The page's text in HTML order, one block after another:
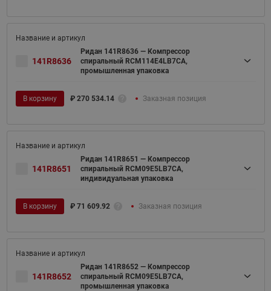
141R8636
Ридан 141R8636 — Компрессор
спиральный RCM114E4LB7CA,
промышленная упаковка
В корзину ₽ 270 534.14 Заказная позиция
141R8651
Ридан 141R8651 — Компрессор
спиральный RCM09E5LB7CA,
индивидуальная упаковка
В корзину ₽ 71 609.92 Заказная позиция
141R8652
Ридан 141R8652 — Компрессор
спиральный RCM09E5LB7CA,
промышленная упаковка